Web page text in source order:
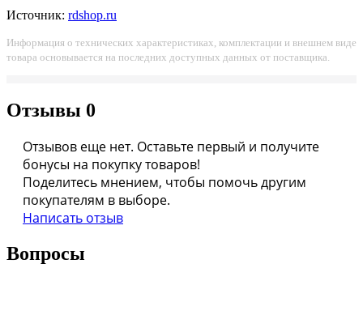
Источник: rdshop.ru
Информация о технических характеристиках, комплектации и внешнем виде
товара основывается на последних доступных данных от поставщика.
Отзывы 0
Отзывов еще нет. Оставьте первый и получите
бонусы на покупку товаров!
Поделитесь мнением, чтобы помочь другим
покупателям в выборе.
Написать отзыв
Вопросы